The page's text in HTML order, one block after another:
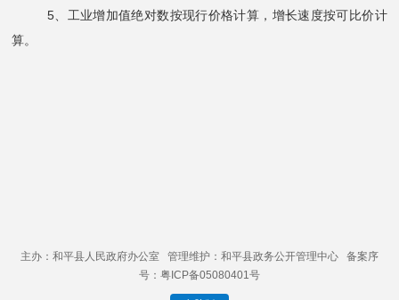
5、工业增加值绝对数按现行价格计算，增长速度按可比价计
算。
主办：和平县人民政府办公室 管理维护：和平县政务公开管理中心 备案序
号：粤ICP备05080401号